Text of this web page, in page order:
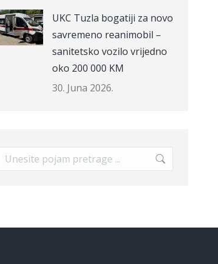
UKC Tuzla bogatiji za novo
savremeno reanimobil –
sanitetsko vozilo vrijedno
oko 200 000 KM
30. Juna 2026.
Search: